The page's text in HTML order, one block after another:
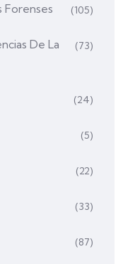
Forenses (105)
De La
(73)
(24)
(5)
(22)
(33)
(87)